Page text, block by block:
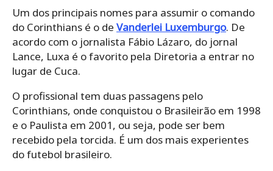
Um dos principais nomes para assumir o comando
do Corinthians é o de Vanderlei Luxemburgo. De
acordo com o jornalista Fábio Lázaro, do jornal
Lance, Luxa é o favorito pela Diretoria a entrar no
lugar de Cuca.
O profissional tem duas passagens pelo
Corinthians, onde conquistou o Brasileirão em 1998
e o Paulista em 2001, ou seja, pode ser bem
recebido pela torcida. É um dos mais experientes
do futebol brasileiro.